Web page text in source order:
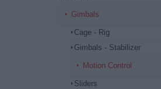
Gimbals
Cage - Rig
Gimbals - Stabilizer
Motion Control
Sliders